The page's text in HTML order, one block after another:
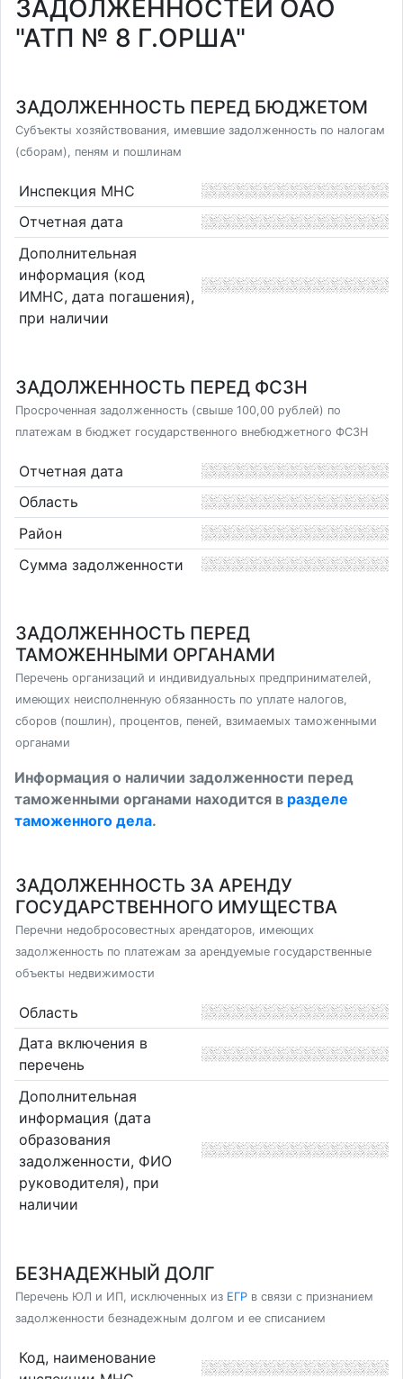
ЗАДОЛЖЕННОСТЕЙ ОАО
"АТП № 8 Г.ОРША"
ЗАДОЛЖЕННОСТЬ ПЕРЕД БЮДЖЕТОМ
Субъекты хозяйствования, имевшие задолженность по налогам
(сборам), пеням и пошлинам
Инспекция МНС
Отчетная дата
Дополнительная
информация (код
ИМНС, дата погашения),
при наличии
ЗАДОЛЖЕННОСТЬ ПЕРЕД ФСЗН
Просроченная задолженность (свыше 100,00 рублей) по
платежам в бюджет государственного внебюджетного ФСЗН
Отчетная дата
Область
Район
Сумма задолженности
ЗАДОЛЖЕННОСТЬ ПЕРЕД
ТАМОЖЕННЫМИ ОРГАНАМИ
Перечень организаций и индивидуальных предпринимателей,
имеющих неисполненную обязанность по уплате налогов,
сборов (пошлин), процентов, пеней, взимаемых таможенными
органами
Информация о наличии задолженности перед
таможенными органами находится в разделе
таможенного дела.
ЗАДОЛЖЕННОСТЬ ЗА АРЕНДУ
ГОСУДАРСТВЕННОГО ИМУЩЕСТВА
Перечни недобросовестных арендаторов, имеющих
задолженность по платежам за арендуемые государственные
объекты недвижимости
Область
Дата включения в
перечень
Дополнительная
информация (дата
образования
задолженности, ФИО
руководителя), при
наличии
БЕЗНАДЕЖНЫЙ ДОЛГ
Перечень ЮЛ и ИП, исключенных из ЕГР в связи с признанием
задолженности безнадежным долгом и ее списанием
Код, наименование